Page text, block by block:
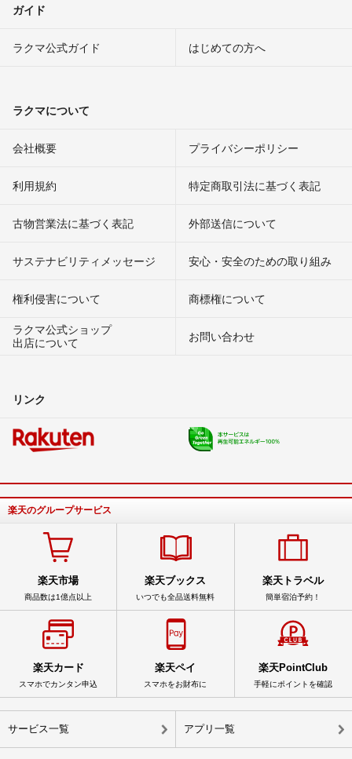
ガイド
ラクマ公式ガイド はじめての方へ
ラクマについて
会社概要 プライバシーポリシー
利用規約 特定商取引法に基づく表記
古物営業法に基づく表記 外部送信について
サステナビリティメッセージ 安心・安全のための取り組み
権利侵害について
商標権について
ラクマ公式ショップ
出店について
お問い合わせ
リンク
楽天のグループサービス
楽天市場
商品数は1億点以上
楽天ブックス
いつでも全品送料無料
楽天トラベル
簡単宿泊予約！
楽天カード
スマホでカンタン申込
楽天ペイ
スマホをお財布に
楽天PointClub
手軽にポイントを確認
サービス一覧 アプリ一覧